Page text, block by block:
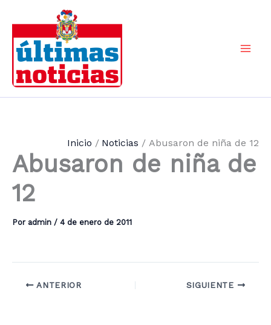
contenido
Inicio Noticias Abusaron de niña de 12
Abusaron de niña de
12
Por admin / 4 de enero de 2011
ANTERIOR SIGUIENTE